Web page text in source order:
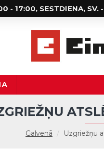
- 17:00, SESTDIENA, SV.
Galvenā Uzgriežņu